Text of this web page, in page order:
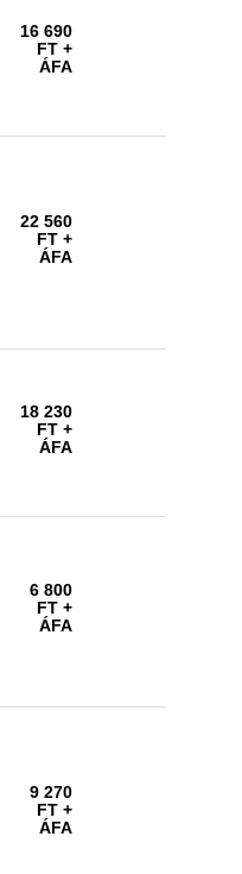
16 690
FT +
ÁFA
22 560
FT +
ÁFA
18 230
FT +
ÁFA
6 800
FT +
ÁFA
9 270
FT +
ÁFA